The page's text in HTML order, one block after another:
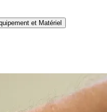
et Matériel